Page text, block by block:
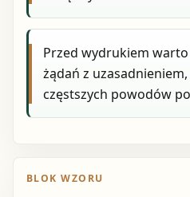
Przed wydrukiem
żądań z
częstszych powodów
BLOK WZORU